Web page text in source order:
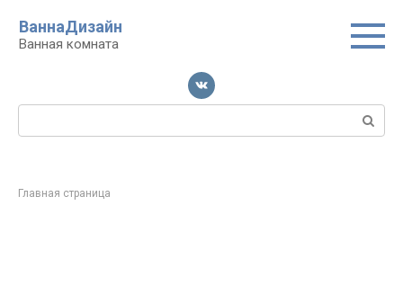
контенту
ВаннаДизайн
Ванная комната
Поиск:
Главная страница